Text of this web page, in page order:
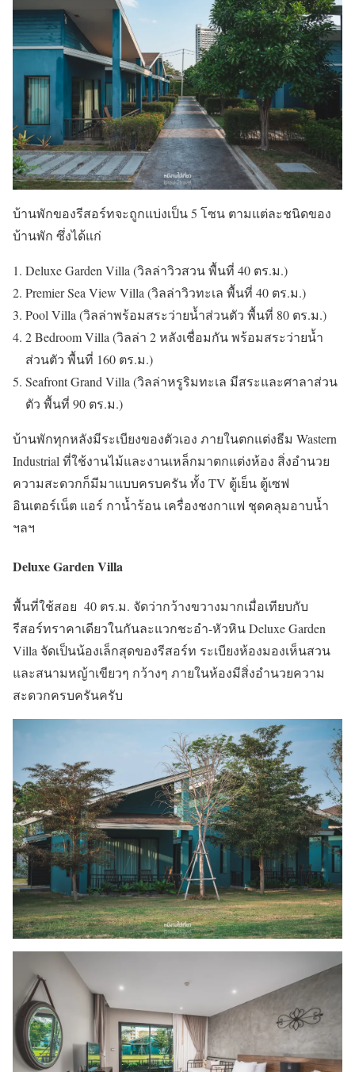
บ้านพักของรีสอร์ทจะถูกแบ่งเป็น 5 โซน ตามแต่ละชนิดของ
บ้านพัก ซึ่งได้แก่
Deluxe Garden Villa (วิลล่าวิวสวน พื้นที่ 40 ตร.ม.)
Premier Sea View Villa (วิลล่าวิวทะเล พื้นที่ 40 ตร.ม.)
Pool Villa (วิลล่าพร้อมสระว่ายน้ำส่วนตัว พื้นที่ 80 ตร.ม.)
2 Bedroom Villa (วิลล่า 2 หลังเชื่อมกัน พร้อมสระว่ายน้ำ
ส่วนตัว พื้นที่ 160 ตร.ม.)
Seafront Grand Villa (วิลล่าหรูริมทะเล มีสระและศาลาส่วน
ตัว พื้นที่ 90 ตร.ม.)
บ้านพักทุกหลังมีระเบียงของตัวเอง ภายในตกแต่งธีม Wastern
Industrial ที่ใช้งานไม้และงานเหล็กมาตกแต่งห้อง สิ่งอำนวย
ความสะดวกก็มีมาแบบครบครัน ทั้ง TV ตู้เย็น ตู้เซฟ
อินเตอร์เน็ต แอร์ กาน้ำร้อน เครื่องชงกาแฟ ชุดคลุมอาบน้ำ
ฯลฯ
Deluxe Garden Villa
พื้นที่ใช้สอย 40 ตร.ม. จัดว่ากว้างขวางมากเมื่อเทียบกับ
รีสอร์ทราคาเดียวในกันละแวกชะอำ-หัวหิน Deluxe Garden
Villa จัดเป็นน้องเล็กสุดของรีสอร์ท ระเบียงห้องมองเห็นสวน
และสนามหญ้าเขียวๆ กว้างๆ ภายในห้องมีสิ่งอำนวยความ
สะดวกครบครันครับ